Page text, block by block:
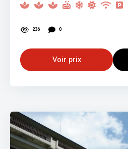
236 0
Voir prix